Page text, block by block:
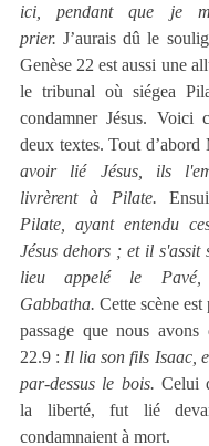
ici, pendant que je
prier. J’aurais dû le
Genèse 22 est aussi une
le tribunal où siégea
condamner Jésus. Voici
deux textes. Tout d’abord
avoir lié Jésus, ils
livrèrent à Pilate.
Pilate, ayant entendu
Jésus dehors ; et il
lieu appelé le
Gabbatha. Cette scène
passage que nous avons
22.9 : Il lia son fils Isaac,
par-dessus le bois. Celui
la liberté, fut lié
condamnaient à mort.